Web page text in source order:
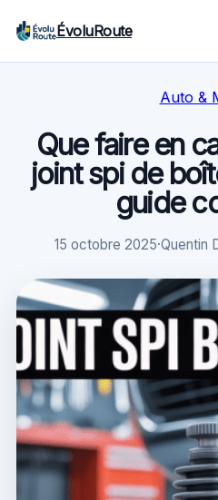
ÉvoluRoute
Auto &
Que faire en
joint spi de
guide
15 octobre 2025·Quentin